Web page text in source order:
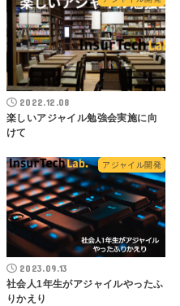
2022.12.08
楽しいアジャイル勉強会実施に向
けて
アジャイル開発
2023.09.13
社会人1年生がアジャイルやったふ
りかえり